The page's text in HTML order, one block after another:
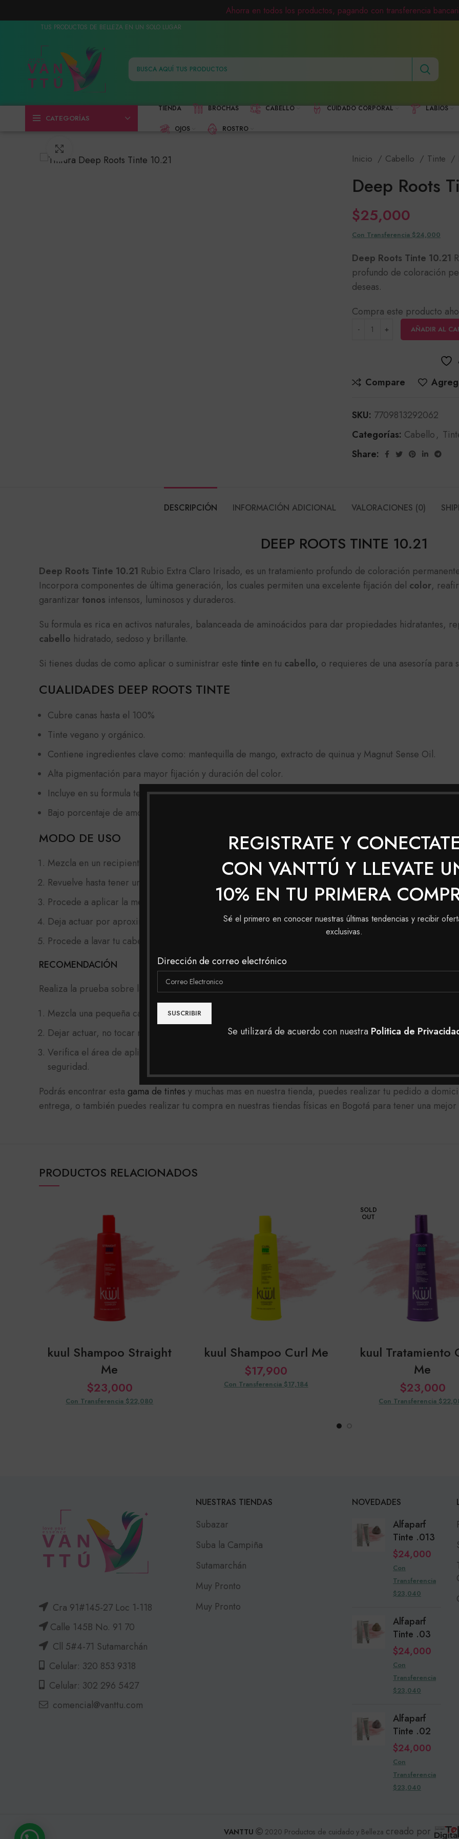
REGISTRATE Y
CON VANTTÚ Y LLEVATE
10% EN TU PRIMERA
Sé el primero en conocer nuestras últimas tendencias y recibir
exclusivas.
Dirección de correo electrónico
Se utilizará de acuerdo con nuestra Politica de
TUS PRODUCTOS DE BELLEZA EN UN SOLO LUGAR
CATEGORÍAS
TIENDA BROCHAS CABELLO CUIDADO CORPORAL LABIOS
OJOS ROSTRO
Inicio Cabello Tinte
Deep Roots
$25,000
Con Transferencia $24,000
Deep Roots Tinte 10.21
profundo de coloración
deseas.
Compra este producto
AÑADIR AL
Compare
SKU: 7709813292062
Categorías: Cabello,
Share:
DESCRIPCIÓN INFORMACIÓN ADICIONAL VALORACIONES (0)
DEEP ROOTS TINTE 10.21
Deep Roots Tinte 10.21 Rubio Extra Claro Irisado, es un tratamiento profundo de coloración
Incorpora componentes de última generación, los cuales permiten una excelente fijación del color,
garantizar tonos intensos, luminosos y duraderos.
Su formula es rica en activos naturales, balanceada de aminoácidos para dar propiedades hidratantes,
cabello hidratado, sedoso y brillante.
Si tienes dudas de como aplicar o suministrar este tinte en tu cabello, o requieres de una asesoría para
CUALIDADES DEEP ROOTS TINTE
Cubre canas hasta el 100%
Tinte vegano y orgánico.
Contiene ingredientes clave como: mantequilla de mango, extracto de quinua y Magnut Sense Oil.
Alta pigmentación para mayor fijación y duración del color.
Incluye en su formula termoprotección.
Bajo porcentaje de amoniaco.
MODO DE USO
Mezcla en un recipiente no metálico, el tinte con la crema reveladora (10, 20, 30, 40), según el tono
Revuelve hasta tener una mezcla homogénea.
Procede a aplicar la mezcla con una brocha limpia sobre todo tu cabello, con la técnica que te haya
Deja actuar por aproximadamente 45 minutos, según lo requiera tu cabello.
Procede a lavar tu cabello con un shampoo preferiblemente para cabello tinturado.
RECOMENDACIÓN
Realiza la prueba sobre la parte del pliegue del codo:
Mezcla una pequeña cantidad de tinte con una gota de crema Reveladora.
Dejar actuar, no tocar ni mojar la zona por 24 horas.
Verifica el área de aplicación. Si no aparece ninguna reacción desfavorable (irritación, hinchazón, ó
seguridad.
Podrás encontrar esta gama de tintes y muchas mas en nuestra tienda, puedes realizar tu pedido a
entrega, o también puedes realizar tu compra en nuestras tiendas físicas en Bogotá para tener una mejor
PRODUCTOS RELACIONADOS
kuul Shampoo Straight
Me
$23,000
Con Transferencia $22,080
kuul Shampoo Curl Me
$17,900
Con Transferencia $17,184
SOLD
OUT
kuul Tratamiento
Me
$23,000
Con Transferencia
Cra 91#145-27 Loc 1-118
Calle 145B No. 91 70
Cll 5#4-71 Sutamarchán
Celular: 320 853 9318
Celular: 302 296 5427
comencial@vanttu.com
NUESTRAS TIENDAS
Subazar
Suba la Campiña
Sutamarchán
Muy Pronto
Muy Pronto
NOVEDADES
Alfaparf
Tinte .013
$24,000
Con
Transferencia
$23,040
Alfaparf
Tinte .03
$24,000
Con
Transferencia
$23,040
Alfaparf
Tinte .02
$24,000
Con
Transferencia
$23,040
VANTTU 2020 Productos de cuidado y Belleza creado por
Ahorra en todos los productos, pagando con transferencia